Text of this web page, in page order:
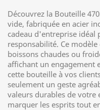
Découvrez la Bouteille
vide, fabriquée en acier
cadeau d'entreprise idéal
responsabilité. Ce
boissons chaudes ou
affichant un engagement
cette bouteille à vos
seulement un geste
valeurs durables de
marquer les esprits tout